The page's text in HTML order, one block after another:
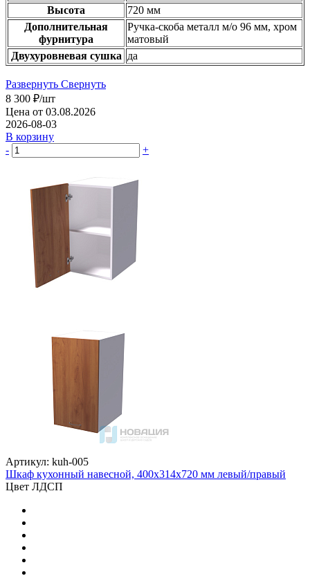
Высота
720 мм
Дополнительная
фурнитура
Ручка-скоба металл м/о 96 мм, хром
матовый
Двухуровневая сушка да
Развернуть Свернуть
8 300 ₽/шт
Цена от 03.08.2026
2026-08-03
В корзину
-
+
Артикул: kuh-005
Шкаф кухонный навесной, 400х314х720 мм левый/правый
Цвет ЛДСП